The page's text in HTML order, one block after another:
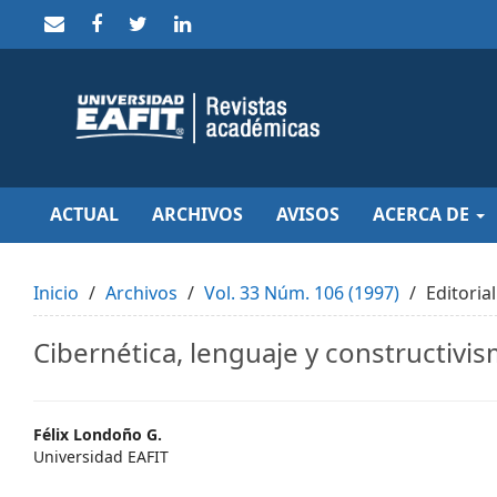
to
Main
Navigation
Content
Sidebar
ACTUAL ARCHIVOS AVISOS ACERCA DE
Inicio Archivos Vol. 33 Núm. 106 (1997) Editorial
Cibernética, lenguaje y
Main
Article
Félix Londoño G.
Universidad EAFIT